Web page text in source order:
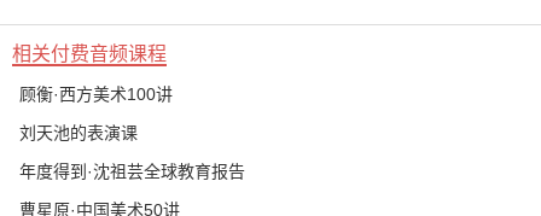
相关付费音频课程
顾衡·西方美术100讲
刘天池的表演课
年度得到·沈祖芸全球教育报告
曹星原·中国美术50讲